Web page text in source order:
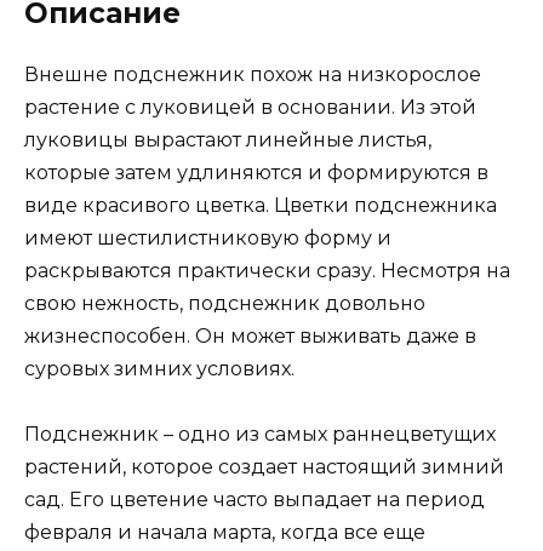
Описание
Внешне подснежник похож на низкорослое
растение с луковицей в основании. Из этой
луковицы вырастают линейные листья,
которые затем удлиняются и формируются в
виде красивого цветка. Цветки подснежника
имеют шестилистниковую форму и
раскрываются практически сразу. Несмотря на
свою нежность, подснежник довольно
жизнеспособен. Он может выживать даже в
суровых зимних условиях.
Подснежник – одно из самых раннецветущих
растений, которое создает настоящий зимний
сад. Его цветение часто выпадает на период
февраля и начала марта, когда все еще